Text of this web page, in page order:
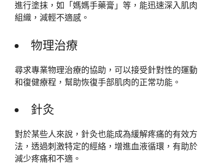
進行塗抹，如「媽媽手藥膏」等，能迅速深入肌肉
組織，減輕不適感。
物理治療
尋求專業物理治療的協助，可以接受針對性的運動
和復健療程，幫助恢復手部肌肉的正常功能。
針灸
對於某些人來說，針灸也能成為緩解疼痛的有效方
法，透過刺激特定的經絡，增進血液循環，有助於
減少疼痛和不適。